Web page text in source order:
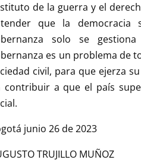
de la guerra y el
que la
solo se
es un problema de
civil, para que ejerza
contribuir a que el país
junio 26 de 2023
TRUJILLO MUÑOZ